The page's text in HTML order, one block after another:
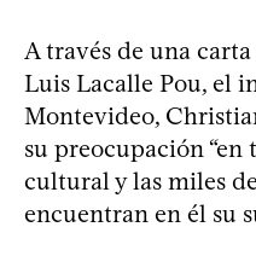
A través de una
Luis Lacalle Pou, el
Montevideo,
su preocupación
cultural y las miles
encuentran en él su